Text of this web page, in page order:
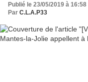
Publié le 23/05/2019 à 16:58
Par C.L.A.P33